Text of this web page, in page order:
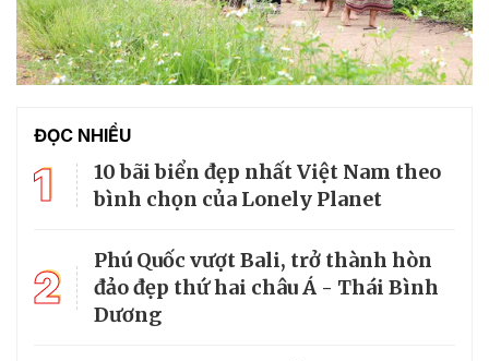
ĐỌC NHIỀU
1
10 bãi biển đẹp nhất Việt Nam theo
bình chọn của Lonely Planet
2
Phú Quốc vượt Bali, trở thành hòn
đảo đẹp thứ hai châu Á - Thái Bình
Dương